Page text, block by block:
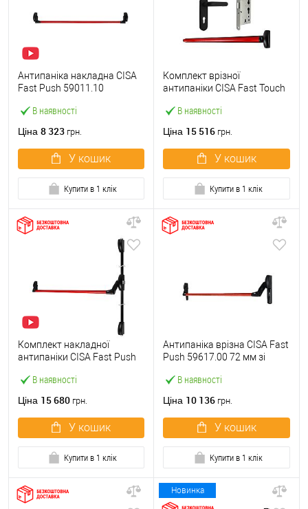
В наявності
Антипаніка накладна CISA
Fast Push 59011.10
штангою 1200 мм червона
Ціна 8 323 грн.
У кошик
Купити в 1 клік
В наявності
Комплект врізної
антипаніки CISA Fast Touch
із замком та ручкою
Ціна 15 516 грн.
У кошик
Купити в 1 клік
В наявності
Комплект накладної
антипаніки CISA Fast Push
точковий вверх-вниз
Ціна 15 680 грн.
У кошик
Купити в 1 клік
В наявності
Антипаніка врізна CISA Fast
Push 59617.00 72 мм зі
Ціна 10 136 грн.
У кошик
Купити в 1 клік
Новинка